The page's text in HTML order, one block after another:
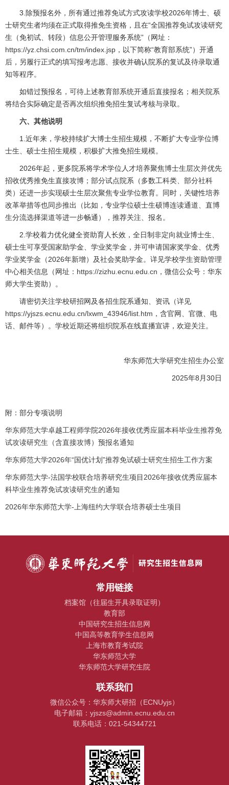
3.除预报名外，所有通过推荐免试方式攻读学校2026年博士、硕
士研究生者均须在正式取得推免生资格，且在“全国推荐免试攻读研究
生（免初试、转段）信息公开管理服务系统”（网址：
https://yz.chsi.com.cn/tm/index.jsp ，以下简称“教育部系统”）开通
后，另履行正式的填写报考志愿、接收并确认院系的复试及待录取通
知等程序。
如错过预报名，可待上述教育部系统开通后直接报名；相关院系
将结合实际确定是否再次组织推免招生复试考核与录取。
六、其他说明
1.近年来，学校持续扩大博士生招生规模，不断扩大专业学位博
士生、硕士生招生规模，积极扩大推免招生规模。
2026年起，更多院系将学术学位人才培养聚焦博士生层次并优先
招收优秀推免生直接攻博；部分试点院系（多数工科类、部分社科
类）还进一步实现硕士生层次聚焦专业学位教育。同时，关键性培养
改革举措等也同步推出（比如，专业学位硕士生硕博连读通道、直博
生分流选择渠道等进一步畅通），推荐关注、报名。
2.学校着力优化健全资助育人长效，全日制非定向就业博士生、
硕士生可享受国家助学金、学业奖学金，并可申请国家奖学金、优秀
学业奖学金（2026年新增）及社会奖助学金。详见学校学生资助管理
中心相关信息（网址： https://zizhu.ecnu.edu.cn ，微信公众号：华东
师大学生资助）。
请密切关注学校研招网及各招生院系通知、资讯（详见
https://yjszs.ecnu.edu.cn/lxwm_43946/list.htm ，含官网、官微、电
话、邮件等）。学校近期还将组织院系在线直播宣讲，欢迎关注。
华东师范大学研究生招生办公室
2025年8月30日
附：部分专项说明
华东师范大学卓越工程师学院2026年接收优秀应届本科毕业生推荐免
试攻读研究生（含直接攻博）预报名通知
华东师范大学2026年“国优计划”推荐免试硕士研究生招生工作方案
华东师范大学-法国学校联合培养研究生项目2026年接收优秀应届本
科毕业生推荐免试攻读研究生的通知
2026年华东师范大学-上海纽约大学联合培养硕士生项目
常用链接
档案馆（往届生开具录取证明）
教育部
中国研究生招生信息网
中国高等教育学生信息网
上海市教育考试院
华东师范大学
华东师范大学研究生院
联系我们
微信公众号：华东师大研招（ECNUyjs）
电子邮箱：yjszs@admin.ecnu.edu.cn
联系电话：021-54344721